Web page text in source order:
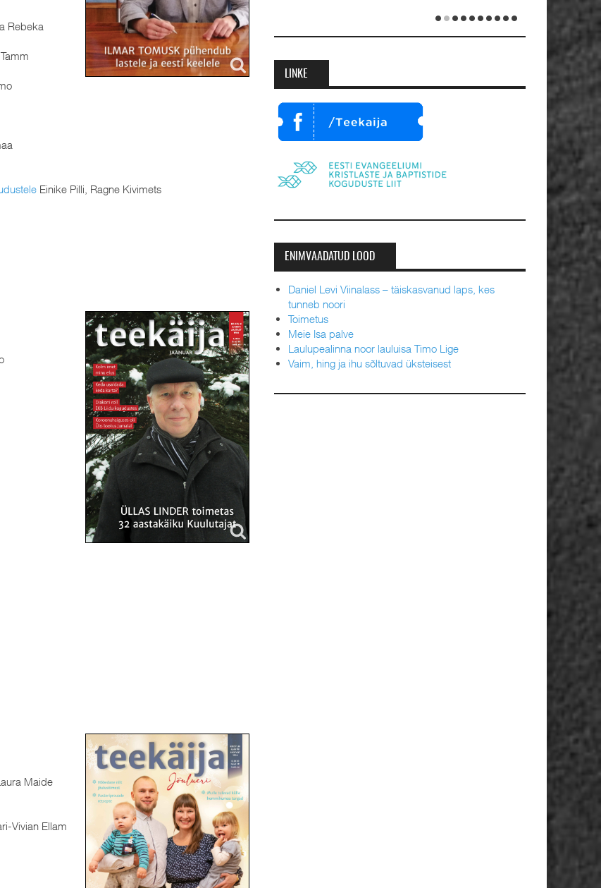
Rebeka
Einike Pilli, Ragne Kivimets
Maide
Vivian Ellam
LINKE
ENIMVAADATUD LOOD
Daniel Levi Viinalass – täiskasvanud laps, kes
tunneb noori
Toimetus
Meie Isa palve
Laulupealinna noor lauluisa Timo Lige
Vaim, hing ja ihu sõltuvad üksteisest